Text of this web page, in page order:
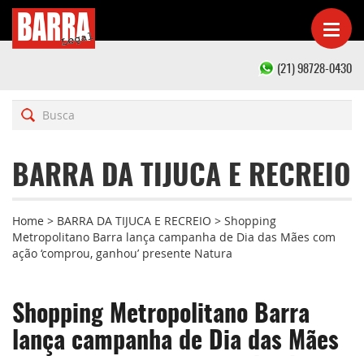
(21) 98728-0430
BARRA DA TIJUCA E RECREIO
Home > BARRA DA TIJUCA E RECREIO > Shopping
Metropolitano Barra lança campanha de Dia das Mães com
ação ‘comprou, ganhou’ presente Natura
Shopping Metropolitano Barra
lança campanha de Dia das Mães